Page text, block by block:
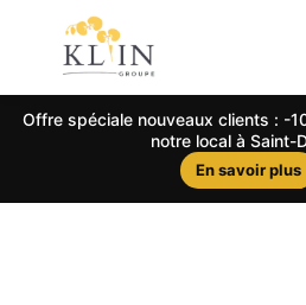
Offre spéciale nouveaux clients : -
notre local à Saint-
En savoir plus